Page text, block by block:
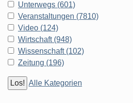
Unterwegs (601)
Veranstaltungen (7810)
Video (124)
Wirtschaft (948)
Wissenschaft (102)
Zeitung (196)
Alle Kategorien